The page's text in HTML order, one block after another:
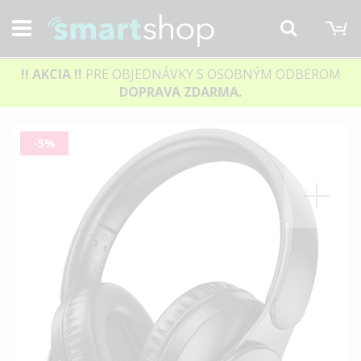
Hľadať
!! AKCIA !! PRE OBJEDNÁVKY S OSOBNÝM ODBEROM
DOPRAVA ZDARMA.
Preskočiť
-5%